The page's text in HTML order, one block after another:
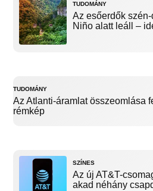
TUDOMÁNY
Az esőerdők
Niño alatt leáll –
TUDOMÁNY
Az Atlanti-áramlat összeomlása
rémkép
SZÍNES
Az új AT&T-
akad néhány